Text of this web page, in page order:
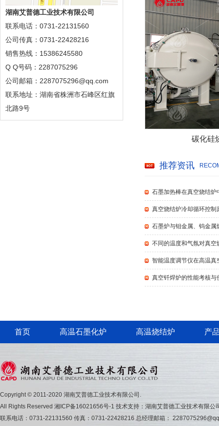
湖南艾普德工业技术有限公司
联系电话：0731-22131560
公司传真：0731-22428216
销售热线：15386245580
Q Q号码：2287075296
公司邮箱：2287075296@qq.com
联系地址：湖南省株洲市石峰区红旗
北路9号
碳化硅
推荐资讯
石墨加热棒在真空烧结炉
真空烧结炉冷却循环控制
石墨炉与钼金属、钨金属
不同的温度和气氛对真空
智能温度调节仪在高温真
真空钎焊炉的性能考核与
首页 高温石墨化炉 高温烧结炉 产
Copyright © 2011-2020 湖南艾普德工业技术有限公司.
All Rights Reserved 湘ICP备16021656号-1 技术支持：湖南艾普德工业技术有限公
联系电话：0731-22131560 传真：0731-22428216 总经理邮箱：